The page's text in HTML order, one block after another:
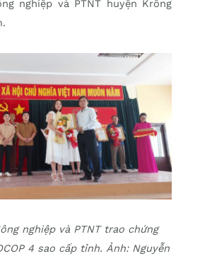
nghiệp và PTNT huyện Krông
nghiệp và PTNT trao chứng
4 sao cấp tỉnh. Ảnh: Nguyễn